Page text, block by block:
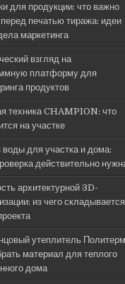
для продукции: что важно
печатью тиража: идеи
маркетинга
взгляд на
платформу для
продуктов
техника CHAMPION: что
на участке
воды для участка и дома:
действительно
архитектурной 3D-
из чего складывается
утеплитель
материал для теплого
дома